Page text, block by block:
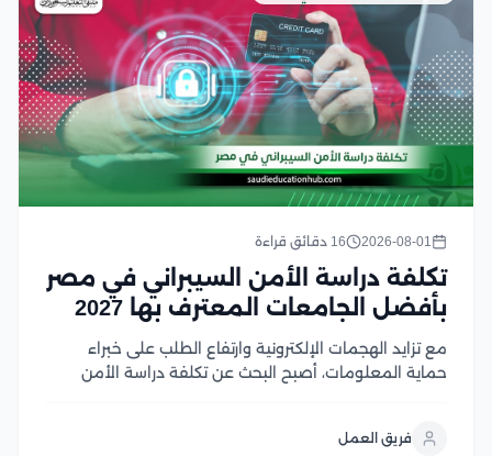
2026-08-01 16 دقائق قراءة
تكلفة دراسة الأمن السيبراني في مصر
بأفضل الجامعات المعترف بها 2027
مع تزايد الهجمات الإلكترونية وارتفاع الطلب على خبراء
حماية المعلومات، أصبح البحث عن تكلفة دراسة الأمن
يجعل اتخاذ القرار أكثر صعوبة لحسن...
فريق العمل